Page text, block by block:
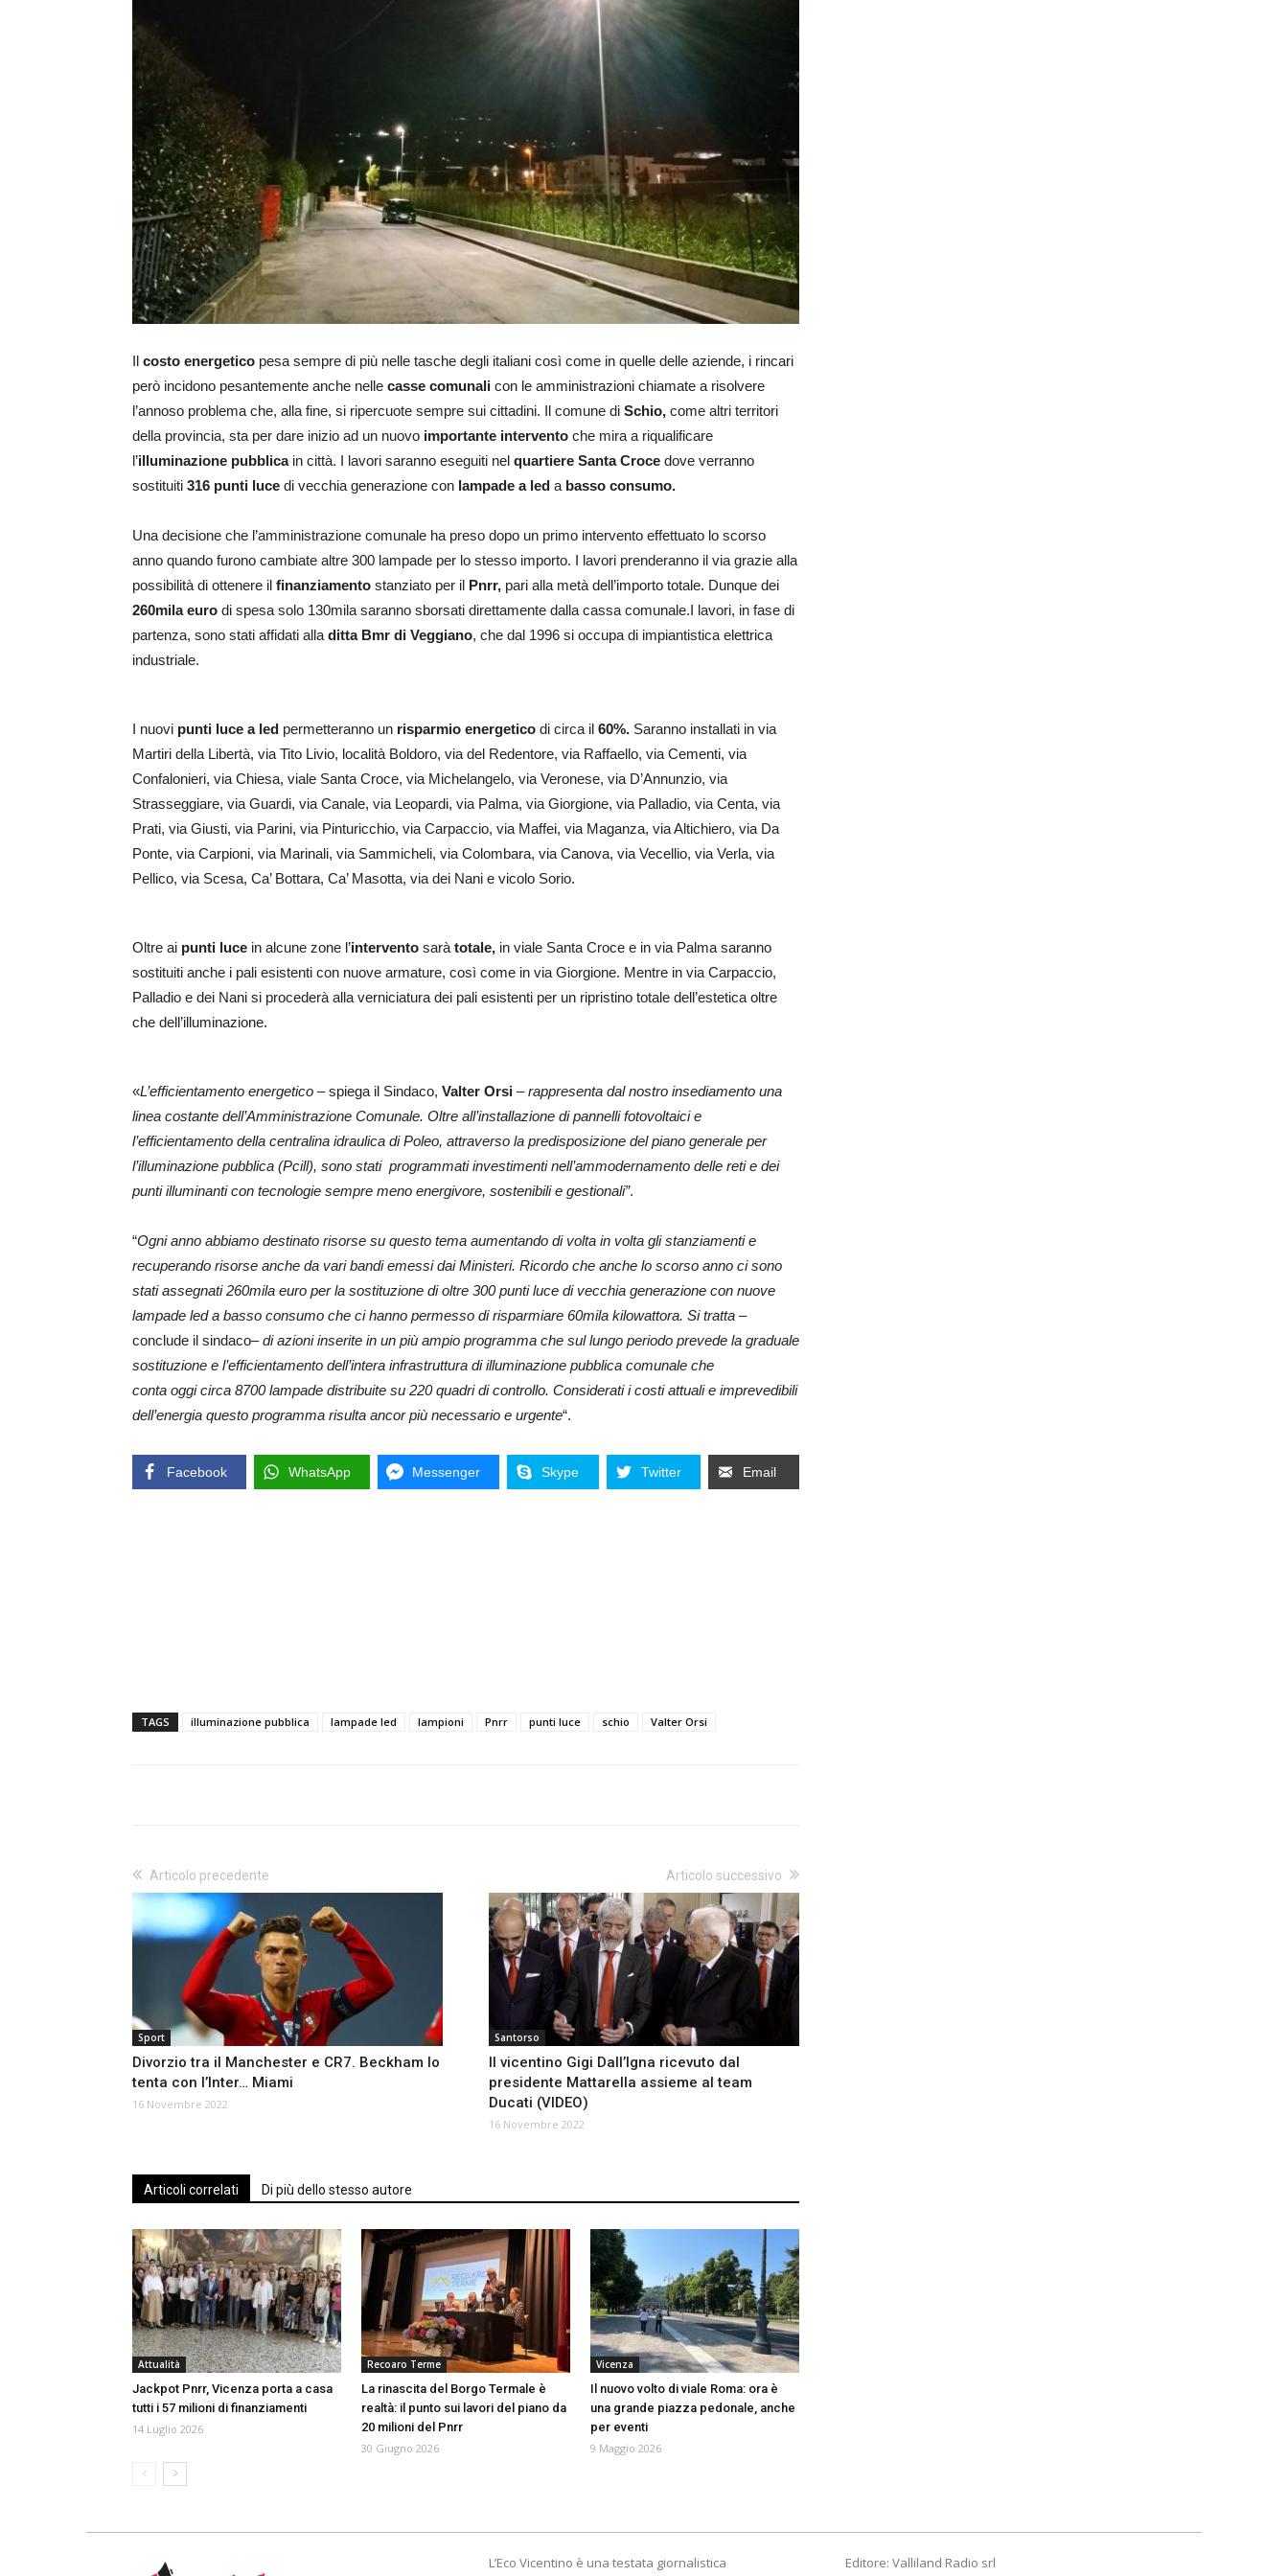
Il costo energetico pesa sempre di più nelle tasche degli italiani così come in quelle delle aziende, i rincari
però incidono pesantemente anche nelle casse comunali con le amministrazioni chiamate a risolvere
l’annoso problema che, alla fine, si ripercuote sempre sui cittadini. Il comune di Schio, come altri territori
della provincia, sta per dare inizio ad un nuovo importante intervento che mira a riqualificare
l’illuminazione pubblicain città. I lavori saranno eseguiti nel quartiere Santa Croce dove verranno
sostituiti 316 punti luce di vecchia generazione con lampade a led a basso consumo.
Una decisione che l’amministrazione comunale ha preso dopo un primo intervento effettuato lo scorso
anno quando furono cambiate altre 300 lampade per lo stesso importo. I lavori prenderanno il via grazie alla
possibilità di ottenere il finanziamento stanziato per il Pnrr, pari alla metà dell’importo totale. Dunque dei
260mila euro di spesa solo 130mila saranno sborsati direttamente dalla cassa comunale.I lavori, in fase di
partenza, sono stati affidati alla ditta Bmr di Veggiano, che dal 1996 si occupa di impiantistica elettrica
industriale.
I nuovi punti luce a led permetteranno un risparmio energetico di circa il 60%. Saranno installati in via
Martiri della Libertà, via Tito Livio, località Boldoro, via del Redentore, via Raffaello, via Cementi, via
Confalonieri, via Chiesa, viale Santa Croce, via Michelangelo, via Veronese, via D’Annunzio, via
Strasseggiare, via Guardi, via Canale, via Leopardi, via Palma, via Giorgione, via Palladio, via Centa, via
Prati, via Giusti, via Parini, via Pinturicchio, via Carpaccio, via Maffei, via Maganza, via Altichiero, via Da
Ponte, via Carpioni, via Marinali, via Sammicheli, via Colombara, via Canova, via Vecellio, via Verla, via
Pellico, via Scesa, Ca’ Bottara, Ca’ Masotta, via dei Nani e vicolo Sorio.
Oltre ai punti luce in alcune zone l’intervento sarà totale, in viale Santa Croce e in via Palma saranno
sostituiti anche i pali esistenti con nuove armature, così come in via Giorgione. Mentre in via Carpaccio,
Palladio e dei Nani si procederà alla verniciatura dei pali esistenti per un ripristino totale dell’estetica oltre
che dell’illuminazione.
«L’efficientamento energetico –spiega il Sindaco, Valter Orsi – rappresenta dal nostro insediamento una
linea costante dell’Amministrazione Comunale. Oltre all’installazione di pannelli fotovoltaici e
l’efficientamento della centralina idraulica di Poleo, attraverso la predisposizione del piano generale per
l’illuminazione pubblica (Pcill), sono stati programmati investimenti nell’ammodernamento delle reti e dei
punti illuminanti con tecnologie sempre meno energivore, sostenibili e gestionali”.
“Ogni anno abbiamo destinato risorse su questo tema aumentando di volta in volta gli stanziamenti e
recuperando risorse anche da vari bandi emessi dai Ministeri. Ricordo che anche lo scorso anno ci sono
stati assegnati 260mila euro per la sostituzione di oltre 300 punti luce di vecchia generazione con nuove
lampade led a basso consumo che ci hanno permesso di risparmiare 60mila kilowattora. Si tratta –
conclude il sindaco– di azioni inserite in un più ampio programma che sul lungo periodo prevede la graduale
sostituzione e l’efficientamento dell’intera infrastruttura di illuminazione pubblica comunale che
conta oggicirca 8700 lampade distribuite su 220 quadri di controllo. Considerati i costi attuali e imprevedibili
dell’energia questo programma risulta ancor più necessario e urgente“.
Facebook WhatsApp Messenger Skype Twitter Email
TAGS illuminazione pubblica lampade led lampioni Pnrr punti luce schio Valter Orsi
Articolo precedente
Sport
Divorzio tra il Manchester e CR7. Beckham lo
tenta con l’Inter… Miami
16 Novembre 2022
Articolo successivo
Santorso
Il vicentino Gigi Dall’Igna ricevuto dal
presidente Mattarella assieme al team
Ducati (VIDEO)
16 Novembre 2022
Articoli correlati Di più dello stesso autore
Attualità
Jackpot Pnrr, Vicenza porta a casa
tutti i 57 milioni di finanziamenti
14 Luglio 2026
Recoaro Terme
La rinascita del Borgo Termale è
realtà: il punto sui lavori del piano da
20 milioni del Pnrr
30 Giugno 2026
Vicenza
Il nuovo volto di viale Roma: ora è
una grande piazza pedonale, anche
per eventi
9 Maggio 2026
L’Eco Vicentino è una testata giornalistica
Editore: Valliland Radio srl